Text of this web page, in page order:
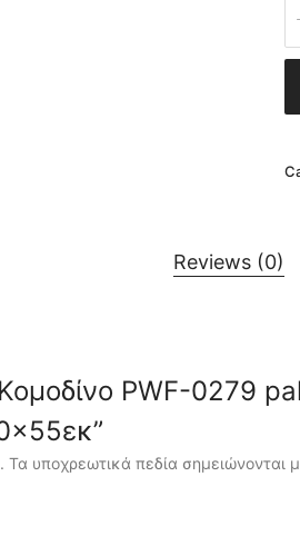
Reviews (0)
PWF-0279
Τα υποχρεωτικά πεδία σημειώνονται